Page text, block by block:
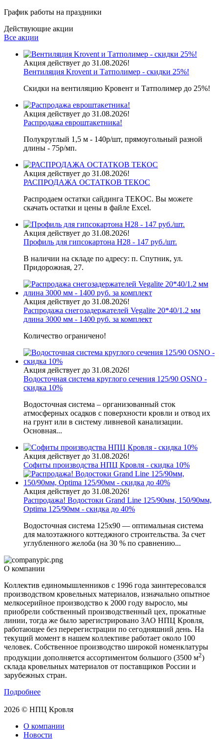
График работы на праздники
Действующие акции
Все акции
Акция действует до 31.08.2026!
Вентиляция Krovent и Татполимер - скидки 25%!
Скидки на вентиляцию Кровент и Татполимер до 25%!
Акция действует до 31.08.2026!
Распродажа евроштакетника!
Полукруглый 1,5 м - 140р/шт, прямоугольный разной
длины - 75р/мп.
Акция действует до 31.08.2026!
РАСПРОДАЖА ОСТАТКОВ ТЕКОС
Распродаем остатки сайдинга ТЕКОС. Вы можете
скачать остатки и цены в файле Excel.
Акция действует до 31.08.2026!
Профиль для гипсокартона H28 - 147 руб./шт.
В наличии на складе по адресу: п. Спутник, ул.
Придорожная, 27.
Акция действует до 31.08.2026!
Распродажа снегозадержателей Vegalite 20*40/1.2 мм
длина 3000 мм - 1400 руб. за комплект
Количество ограничено!
Акция действует до 31.08.2026!
Водосточная система круглого сечения 125/90 OSNO -
скидка 10%
Водосточная система – организованный сток
атмосферных осадков с поверхности кровли и отвод их
на грунт или в систему ливневой канализации.
Основная...
Акция действует до 31.08.2026!
Софиты производства НПЦ Кровля - скидка 10%
Акция действует до 31.08.2026!
Распродажа! Водостоки Grand Line 125/90мм, 150/90мм,
Optima 125/90мм - скидка до 40%
Водосточная система 125х90 — оптимальная система
для малоэтажного коттеджного строительства. За счет
углубленного желоба (на 30 % по сравнению...
О компании
Коллектив единомышленников с 1996 года заинтересовался
производством кровельных материалов, изначально опытное
мелкосерийное производство к 2000 году выросло, мы
приобрели собственный производственный цех, прокатные
линии, тогда же было зарегистрировано ЗАО НПЦ Кровля,
работающее без перерегистрации по сегодняшний день. На
текущий момент в нашем коллективе работает около 100
человек. Собственное производство широкой номенклатуры
продукции дополняется ассортиментом большого (3500 м2)
склада кровельных материалов от поставщиков России и
зарубежных стран.
Подробнее
2026 © НПЦ Кровля
О компании
Новости